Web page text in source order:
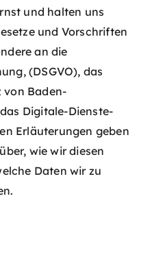
und halten uns
und Vorschriften
an die
(DSGVO), das
von Baden-
Digitale-Dienste-
Erläuterungen geben
wie wir diesen
Daten wir zu